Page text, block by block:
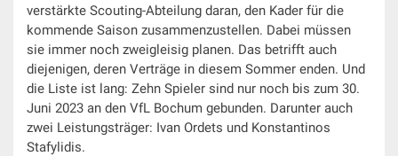
verstärkte Scouting-Abteilung daran, den Kader für die
kommende Saison zusammenzustellen. Dabei müssen
sie immer noch zweigleisig planen. Das betrifft auch
diejenigen, deren Verträge in diesem Sommer enden. Und
die Liste ist lang: Zehn Spieler sind nur noch bis zum 30.
Juni 2023 an den VfL Bochum gebunden. Darunter auch
zwei Leistungsträger: Ivan Ordets und Konstantinos
Stafylidis.